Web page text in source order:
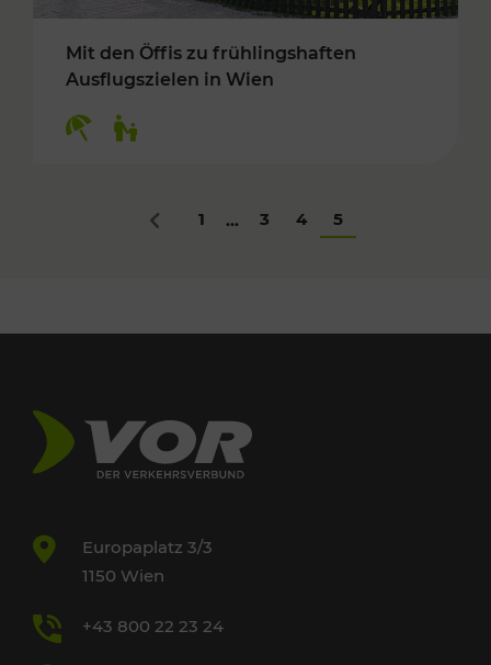
Mit den Öffis zu frühlingshaften
Ausflugszielen in Wien
Zurück
1 ... 3 4 5
Europaplatz 3/3
1150 Wien
+43 800 22 23 24